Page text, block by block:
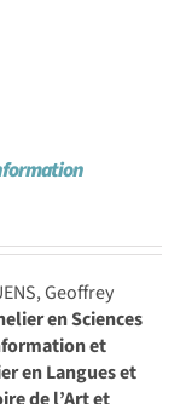
Geoffrey
en Sciences
et
en Langues et